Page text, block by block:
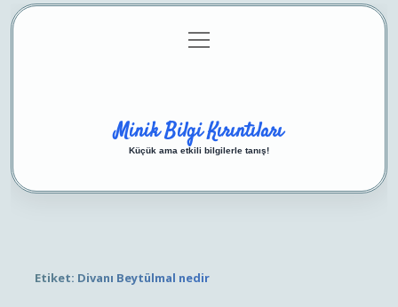
Gizlilik Politikası
menüyü
aç
Minik Bilgi Kırıntıları
Küçük ama etkili bilgilerle tanış!
Etiket: Divanı Beytülmal nedir